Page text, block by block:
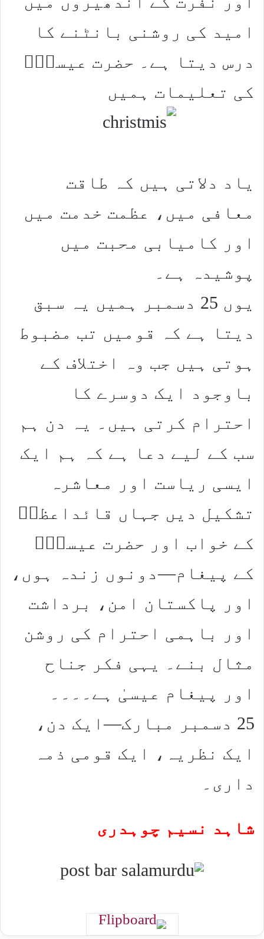
امید کی روشنی بانٹنے کا
درس دیتا ہے۔ حضرت عیسیٰؑ
کی تعلیمات ہمیں
یاد دلاتی ہیں کہ طاقت
معافی میں، عظمت خدمت میں
اور کامیابی محبت میں
پوشیدہ ہے۔
یوں 25 دسمبر ہمیں یہ سبق
دیتا ہے کہ قومیں تب مضبوط
ہوتی ہیں جب وہ اختلاف کے
باوجود ایک دوسرے کا
احترام کرتی ہیں۔ یہ دن ہم
سب کے لیے دعا ہے کہ ہم ایک
ایسی ریاست اور معاشرہ
تشکیل دیں جہاں قائداعظمؒ
کے خواب اور حضرت عیسیٰؑ
کے پیغام—دونوں زندہ ہوں،
اور پاکستان امن، برداشت
اور باہمی احترام کی روشن
مثال بنے۔ یہی فکر جناح
اور پیغام عیسیٰ ہے۔۔۔۔
25 دسمبر مبارک—ایک دن،
ایک نظریہ، ایک قومی ذمہ
داری۔
شاہد نسیم چوہدری